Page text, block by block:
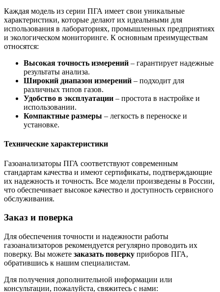
Каждая модель из серии ПГА имеет свои уникальные
характеристики, которые делают их идеальными для
использования в лабораториях, промышленных предприятиях
и экологическом мониторинге. К основным преимуществам
относятся:
Высокая точность измерений – гарантирует надежные
результаты анализа.
Широкий диапазон измерений – подходит для
различных типов газов.
Удобство в эксплуатации – простота в настройке и
использовании.
Компактные размеры – легкость в переноске и
установке.
Технические характеристики
Газоанализаторы ПГА соответствуют современным
стандартам качества и имеют сертификаты, подтверждающие
их надежность и точность. Все модели произведены в России,
что обеспечивает высокое качество и доступность сервисного
обслуживания.
Заказ и поверка
Для обеспечения точности и надежности работы
газоанализаторов рекомендуется регулярно проводить их
поверку. Вы можете заказать поверку приборов ПГА,
обратившись к нашим специалистам.
Для получения дополнительной информации или
консультации, пожалуйста, свяжитесь с нами: